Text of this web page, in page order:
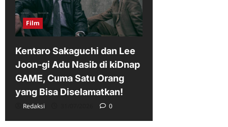
Film
Kentaro Sakaguchi dan Lee
Joon-gi Adu Nasib di kiDnap
GAME, Cuma Satu Orang
yang Bisa Diselamatkan!
Redaksi 0